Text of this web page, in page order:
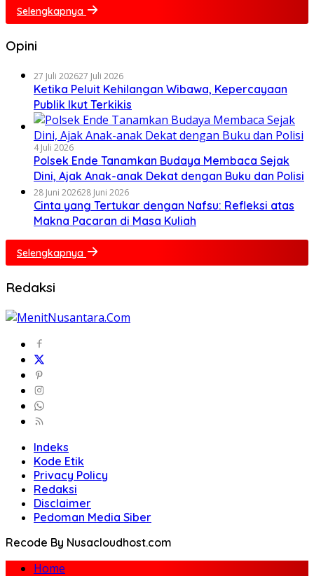
Selengkapnya
Opini
27 Juli 202627 Juli 2026
Ketika Peluit Kehilangan Wibawa, Kepercayaan
Publik Ikut Terkikis
4 Juli 2026
Polsek Ende Tanamkan Budaya Membaca Sejak
Dini, Ajak Anak-anak Dekat dengan Buku dan Polisi
28 Juni 202628 Juni 2026
Cinta yang Tertukar dengan Nafsu: Refleksi atas
Makna Pacaran di Masa Kuliah
Selengkapnya
Redaksi
Indeks
Kode Etik
Privacy Policy
Redaksi
Disclaimer
Pedoman Media Siber
Recode By Nusacloudhost.com
Home